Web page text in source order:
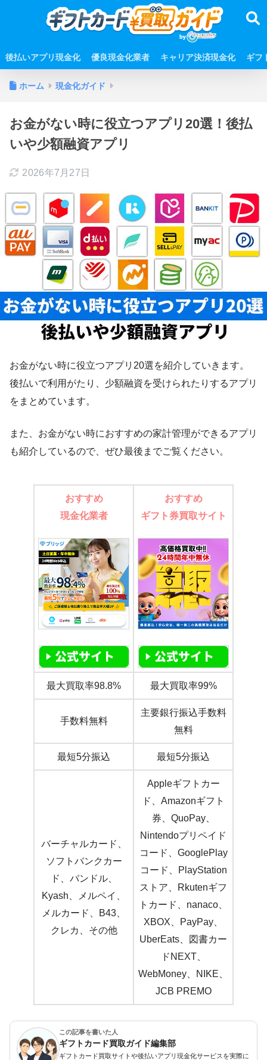
後払いアプリ現金化 優良現金化業者 キャリア決済現金化 ギフ
ホーム 現金化ガイド
お金がない時に役立つアプリ20選！後払
いや少額融資アプリ
2026年7月27日
お金がない時に役立つアプリ20選を紹介していきます。
後払いで利用がたり、少額融資を受けられたりするアプリ
をまとめています。
また、お金がない時におすすめの家計管理ができるアプリ
も紹介しているので、ぜひ最後までご覧ください。
おすすめ
現金化業者
おすすめ
ギフト券買取サイト
最大買取率98.8% 最大買取率99%
手数料無料
主要銀行振込手数料
無料
最短5分振込 最短5分振込
バーチャルカード、
ソフトバンクカー
ド、バンドル、
Kyash、メルペイ、
メルカード、B43、
クレカ、その他
Appleギフトカー
ド、Amazonギフト
券、QuoPay、
Nintendoプリペイド
コード、GooglePlay
コード、PlayStation
ストア、Rkutenギフ
トカード、nanaco、
XBOX、PayPay、
UberEats、図書カー
ドNEXT、
WebMoney、NIKE、
JCB PREMO
この記事を書いた人
ギフトカード買取ガイド編集部
ギフトカード買取サイトや後払いアプリ現金化サービスを実際に